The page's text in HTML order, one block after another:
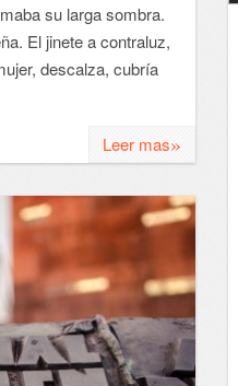
su larga sombra.
El jinete a contraluz,
descalza, cubría
Leer mas»